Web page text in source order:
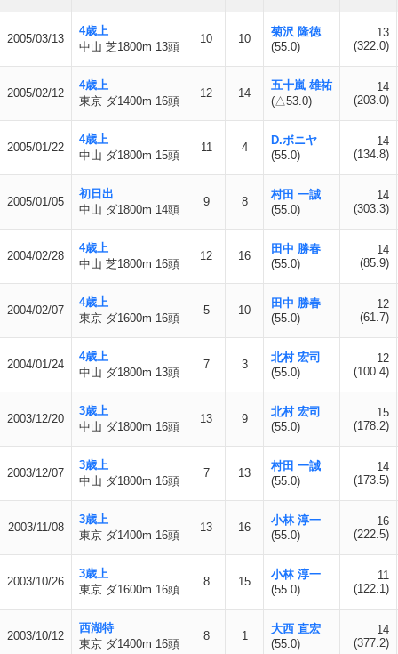
2005/03/13
4歳上
中山 芝1800m 13頭
10 10
菊沢 隆徳
(55.0)
13
(322.0)
2005/02/12
4歳上
東京 ダ1400m 16頭
12 14
五十嵐 雄祐
(△53.0)
14
(203.0)
2005/01/22
4歳上
中山 ダ1800m 15頭
11 4
D.ボニヤ
(55.0)
14
(134.8)
2005/01/05
初日出
中山 ダ1800m 14頭
9 8
村田 一誠
(55.0)
14
(303.3)
2004/02/28
4歳上
中山 芝1800m 16頭
12 16
田中 勝春
(55.0)
14
(85.9)
2004/02/07
4歳上
東京 ダ1600m 16頭
5 10
田中 勝春
(55.0)
12
(61.7)
2004/01/24
4歳上
中山 ダ1800m 13頭
7 3
北村 宏司
(55.0)
12
(100.4)
2003/12/20
3歳上
中山 ダ1800m 16頭
13 9
北村 宏司
(55.0)
15
(178.2)
2003/12/07
3歳上
中山 ダ1800m 16頭
7 13
村田 一誠
(55.0)
14
(173.5)
2003/11/08
3歳上
東京 ダ1400m 16頭
13 16
小林 淳一
(55.0)
16
(222.5)
2003/10/26
3歳上
東京 ダ1600m 16頭
8 15
小林 淳一
(55.0)
11
(122.1)
2003/10/12
西湖特
東京 ダ1400m 16頭
8 1
大西 直宏
(55.0)
14
(377.2)